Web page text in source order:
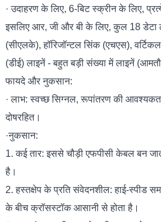
· उदाहरण के लिए, 6-बिट स्क्रीन के लिए,
इसलिए आर, जी और बी के लिए, कुल 18 डेटा
(सीएलके), हॉरिजॉन्टल सिंक (एचएस),
(डीई) लाइनें - बहुत बड़ी संख्या में लाइनें
फायदे और नुकसान:
· लाभ: स्वच्छ सिग्नल, रूपांतरण की
दोषरहित।
·नुकसान:
1. कई तार: इससे चौड़ी एफपीसी केबल बन
है।
2. हस्तक्षेप के प्रति संवेदनशील: हाई-स्पीड
के बीच क्रॉसस्टॉक आसानी से होता है।